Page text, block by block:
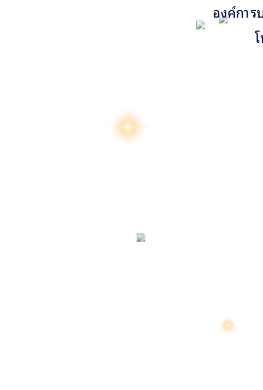
องค์กา